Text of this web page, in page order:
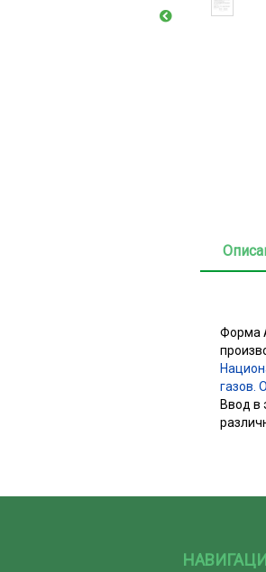
Форма
газов.
Ввод в